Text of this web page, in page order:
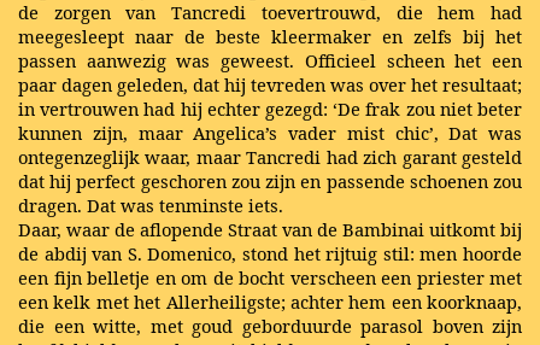
de zorgen van Tancredi toevertrouwd, die hem had
meegesleept naar de beste kleermaker en zelfs bij het
passen aanwezig was geweest. Officieel scheen het een
paar dagen geleden, dat hij tevreden was over het resultaat;
in vertrouwen had hij echter gezegd: ‘De frak zou niet beter
kunnen zijn, maar Angelica’s vader mist chic’, Dat was
ontegenzeglijk waar, maar Tancredi had zich garant gesteld
dat hij perfect geschoren zou zijn en passende schoenen zou
dragen. Dat was tenminste iets.
Daar, waar de aflopende Straat van de Bambinai uitkomt bij
de abdij van S. Domenico, stond het rijtuig stil: men hoorde
een fijn belletje en om de bocht verscheen een priester met
een kelk met het Allerheiligste; achter hem een koorknaap,
die een witte, met goud geborduurde parasol boven zijn